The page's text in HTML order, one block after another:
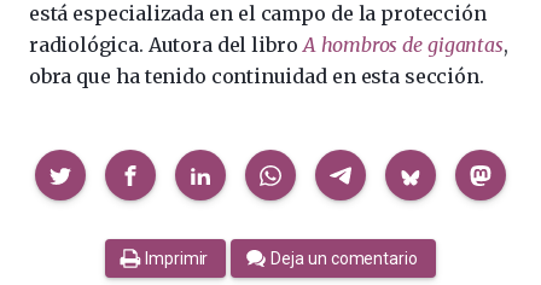
está especializada en el campo de la protección
radiológica. Autora del libroA hombros de gigantas,
obra que ha tenido continuidad en esta sección.
Compartir
Imprimir Deja un comentario